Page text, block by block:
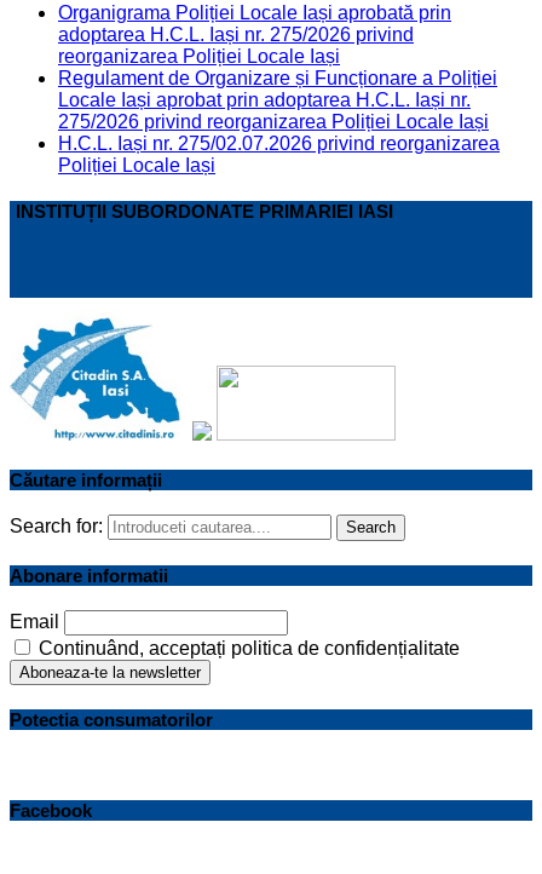
Organigrama Poliției Locale Iași aprobată prin
adoptarea H.C.L. Iași nr. 275/2026 privind
reorganizarea Poliției Locale Iași
Regulament de Organizare și Funcționare a Poliției
Locale Iași aprobat prin adoptarea H.C.L. Iași nr.
275/2026 privind reorganizarea Poliției Locale Iași
H.C.L. Iași nr. 275/02.07.2026 privind reorganizarea
Poliției Locale Iași
INSTITUȚII SUBORDONATE PRIMARIEI IASI
Căutare informații
Search for: Search
Abonare informatii
Email
Continuând, acceptați politica de confidențialitate
Potectia consumatorilor
Facebook